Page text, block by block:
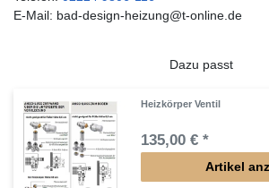
E-Mail: bad-design-heizung@t-online.de
Dazu passt
Heizkörper Ventil
135,00 € *
Artikel